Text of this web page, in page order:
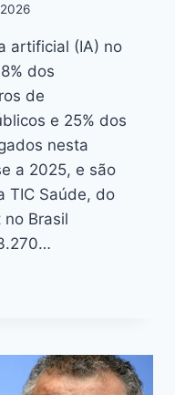
artificial (IA) no
dos
de
e 25% dos
nesta
a 2025, e são
TIC Saúde, do
Brasil